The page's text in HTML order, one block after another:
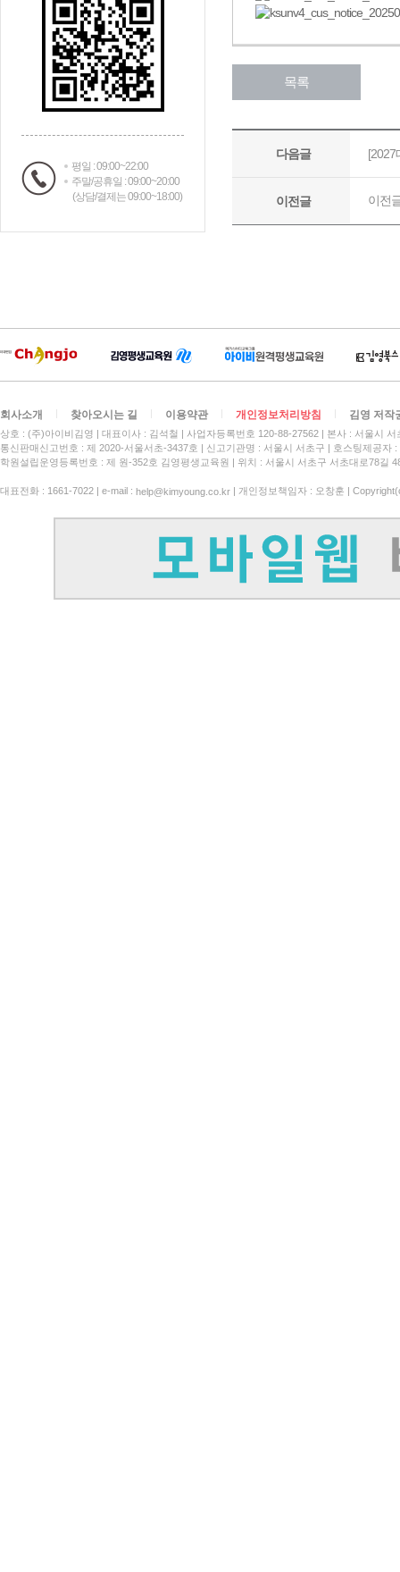
평일 : 09:00~22:00
주말/공휴일 : 09:00~20:00
(상담/결제는 09:00~18:00)
회사소개 찾아오시는 길 이용약관 개인정보처리방침 김영 저작
상호 : (주)아이비김영 대표이사 : 김석철 사업자등록번호 120-88-27562
본사 : 서울시
통신판매신고번호 : 제 2020-서울서초-3437호
신고기관명 : 서울시 서초구
호스팅제공자
학원설립운영등록번호 : 제 원-352호 김영평생교육원 | 위치 : 서울시 서초구 서초대로78길
대표전화 : 1661-7022 | e-mail : help@kimyoung.co.kr | 개인정보책임자 : 오창훈 |